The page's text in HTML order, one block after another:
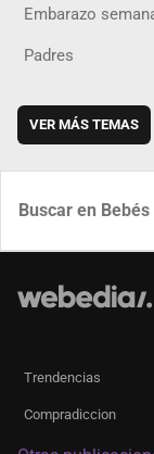
Embarazo
Padres
VER MÁS TEMAS
Trendencias
Compradiccion